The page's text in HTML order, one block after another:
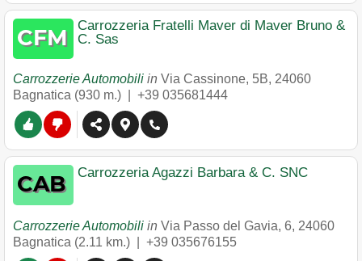
Carrozzeria Fratelli Maver di Maver Bruno &
C. Sas
Carrozzerie Automobili in Via Cassinone, 5B, 24060
Bagnatica (930 m.) | +39 035681444
Carrozzeria Agazzi Barbara & C. SNC
Carrozzerie Automobili in Via Passo del Gavia, 6, 24060
Bagnatica (2.11 km.) | +39 035676155